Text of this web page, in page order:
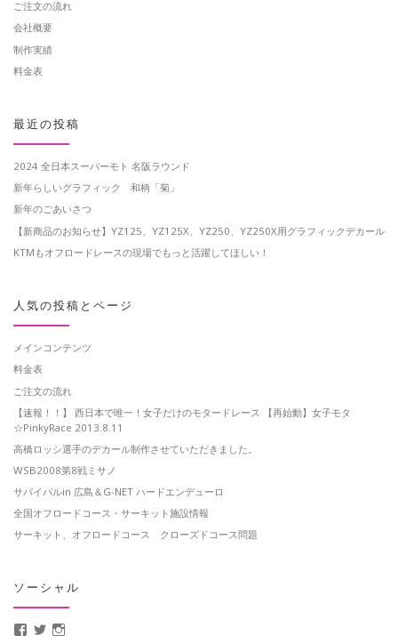
ご注文の流れ
会社概要
制作実績
料金表
最近の投稿
2024 全日本スーパーモト 名阪ラウンド
新年らしいグラフィック 和柄「菊」
新年のごあいさつ
【新商品のお知らせ】YZ125、YZ125X、YZ250、YZ250X用グラフィックデカール
KTMもオフロードレースの現場でもっと活躍してほしい！
人気の投稿とページ
メインコンテンツ
料金表
ご注文の流れ
【速報！！】 西日本で唯一！女子だけのモタードレース 【再始動】女子モタ
☆PinkyRace 2013.8.11
高橋ロッシ選手のデカール制作させていただきました。
WSB2008第8戦ミサノ
サバイバルin 広島＆G-NET ハードエンデューロ
全国オフロードコース・サーキット施設情報
サーキット、オフロードコース クローズドコース問題
ソーシャル
MotoCrusader さんのプロフィールを Facebook で表示
@MotoCrusader さんのプロフィールを Twitter で表示